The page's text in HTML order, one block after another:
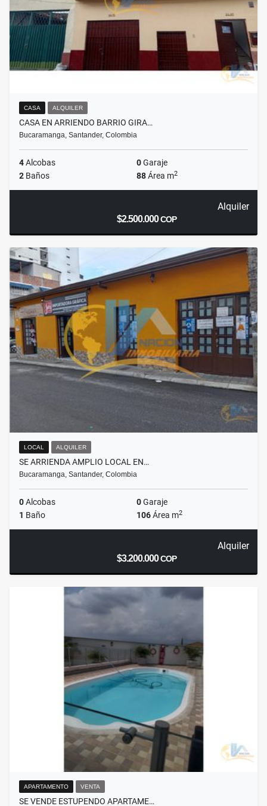
CASA ALQUILER
CASA EN ARRIENDO BARRIO GIRA…
Bucaramanga, Santander, Colombia
4Alcobas 0Garaje
2 Baños 88Área m2
Alquiler
$2.500.000COP
LOCAL ALQUILER
SE ARRIENDA AMPLIO LOCAL EN…
Bucaramanga, Santander, Colombia
0Alcobas 0Garaje
1 Baño 106Área m2
Alquiler
$3.200.000COP
APARTAMENTO VENTA
SE VENDE ESTUPENDO APARTAME…